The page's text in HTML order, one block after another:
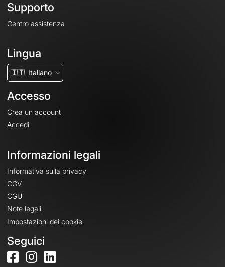
Supporto
Centro assistenza
Lingua
🇮🇹 Italiano
Accesso
Crea un account
Accedi
Informazioni legali
Informativa sulla privacy
CGV
CGU
Note legali
Impostazioni dei cookie
Seguici